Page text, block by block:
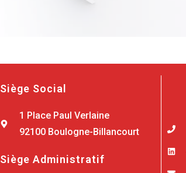
Siège Social
1 Place Paul Verlaine
92100 Boulogne-Billancourt
Siège Administratif